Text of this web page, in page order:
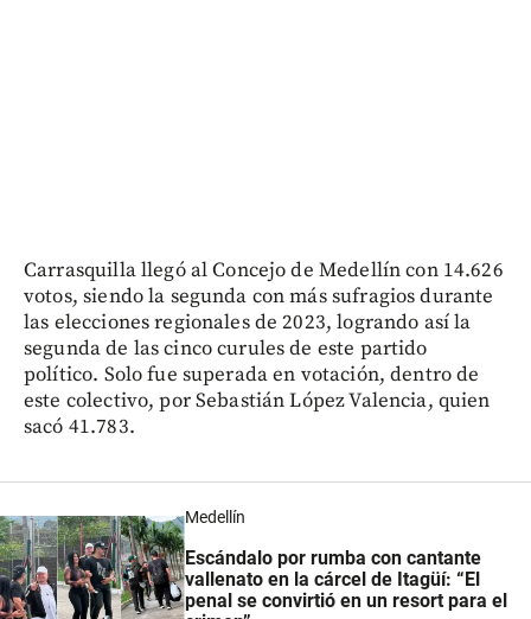
Carrasquilla llegó al Concejo de Medellín con 14.626
votos, siendo la segunda con más sufragios durante
las elecciones regionales de 2023, logrando así la
segunda de las cinco curules de este partido
político. Solo fue superada en votación, dentro de
este colectivo, por Sebastián López Valencia, quien
sacó 41.783.
Medellín
Escándalo por rumba con cantante
vallenato en la cárcel de Itagüí: “El
penal se convirtió en un resort para el